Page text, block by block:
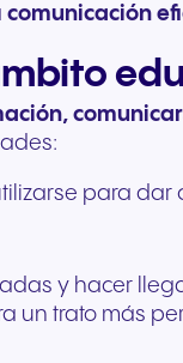
comunicación
para dar
y hacer
un trato más